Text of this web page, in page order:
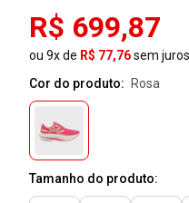
R$ 699,87
ou 9x de R$ 77,76sem juros
Cor do produto:
rosa
Tamanho do produto: